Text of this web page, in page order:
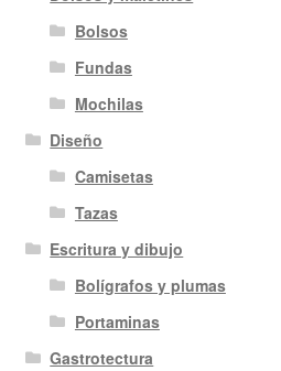
Bolsos
Fundas
Mochilas
Diseño
Camisetas
Tazas
Escritura y dibujo
Bolígrafos y plumas
Portaminas
Gastrotectura